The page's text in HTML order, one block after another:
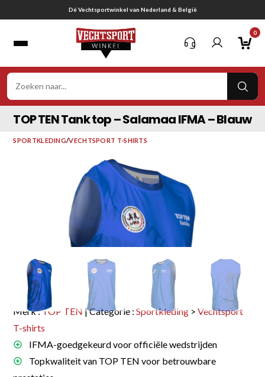
naar
Gratis verzending vanaf € 75,-
0
TOP TEN Tank top – Salamaa IFMA – Blauw
SPORTKLEDING/VECHTSPORT T-SHIRTS
Merk :TOP TEN | Categorie :Sportkleding >Vechtsport
T-shirts
IFMA-goedgekeurd voor officiële wedstrijden
Topkwaliteit van TOP TEN voor betrouwbare